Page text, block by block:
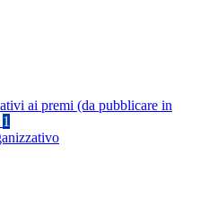
ai premi (da pubblicare in
1